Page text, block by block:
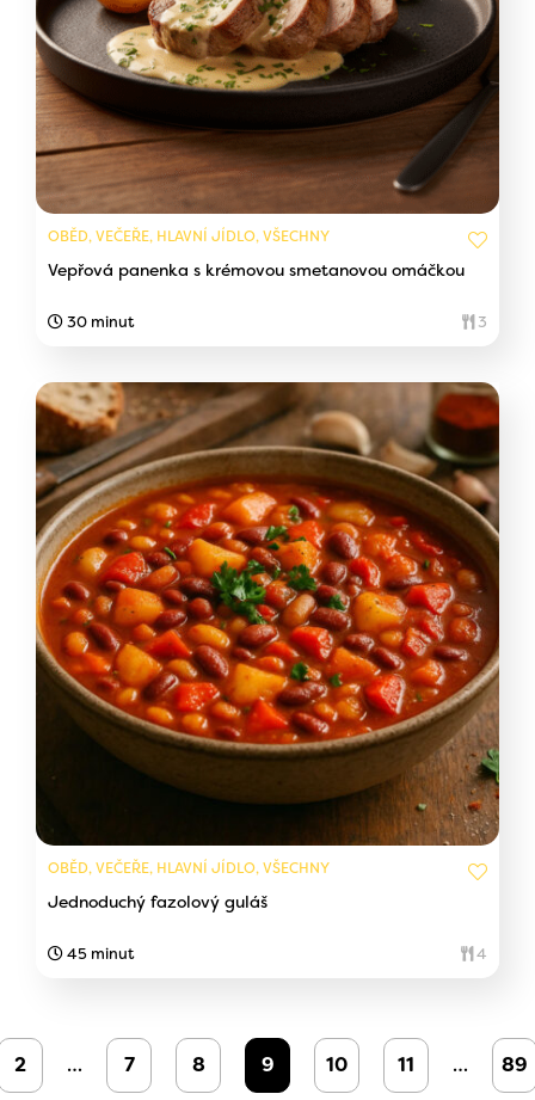
OBĚD, VEČEŘE, HLAVNÍ JÍDLO, VŠECHNY
Vepřová panenka s krémovou smetanovou omáčkou
30 minut 3
OBĚD, VEČEŘE, HLAVNÍ JÍDLO, VŠECHNY
Jednoduchý fazolový guláš
45 minut 4
2 … 7 8 9 10 11 … 89